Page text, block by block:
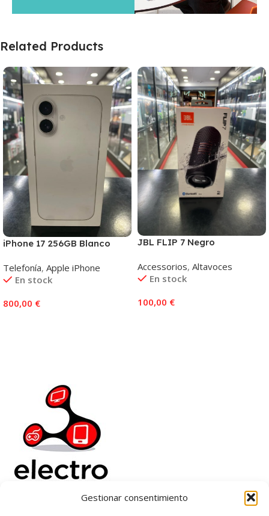
Gestionar consentimiento
Related Products
iPhone 17 256GB Blanco
Telefonía, Apple iPhone
En stock
800,00 €
JBL FLIP 7 Negro
Accessorios, Altavoces
En stock
100,00 €